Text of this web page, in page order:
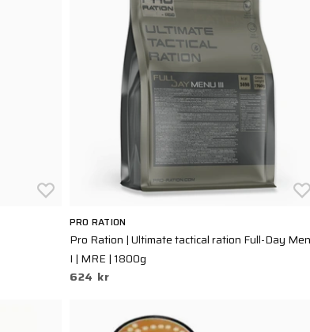
PRO RATION
Pro Ration | Ultimate tactical ration Full-Day
I | MRE | 1800g
624 kr